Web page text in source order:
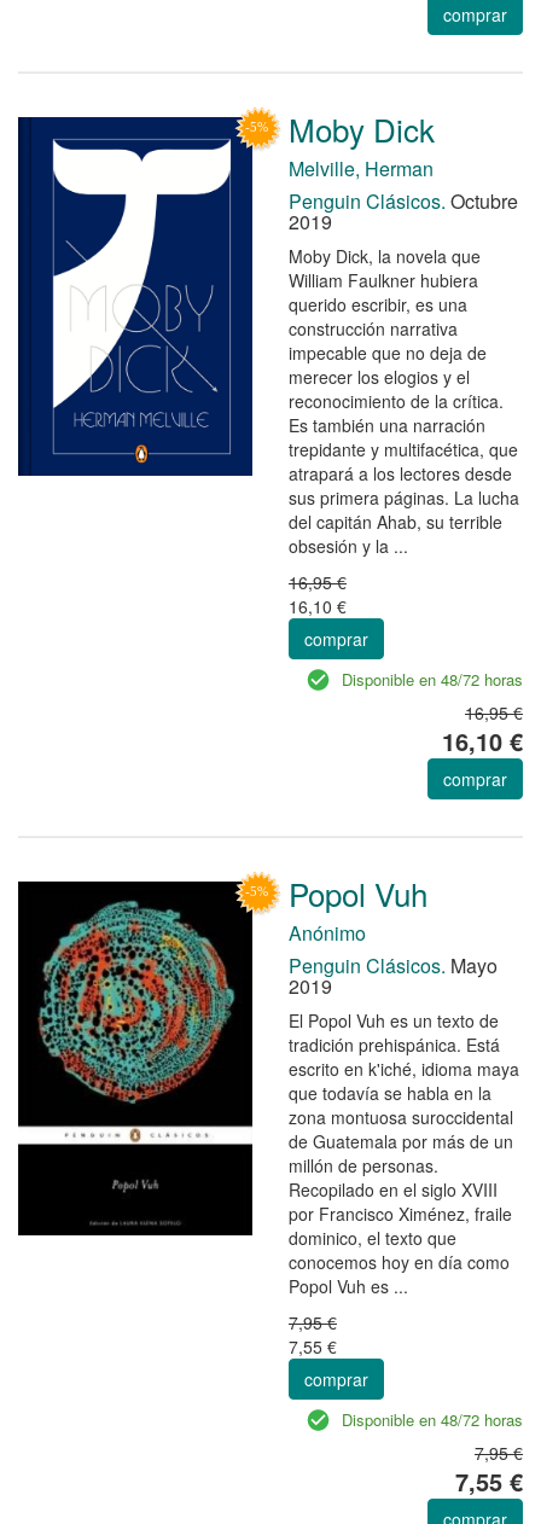
comprar
Moby Dick
Melville, Herman
Penguin Clásicos. Octubre
2019
Moby Dick, la novela que
William Faulkner hubiera
querido escribir, es una
construcción narrativa
impecable que no deja de
merecer los elogios y el
reconocimiento de la crítica.
Es también una narración
trepidante y multifacética, que
atrapará a los lectores desde
sus primera páginas. La lucha
del capitán Ahab, su terrible
obsesión y la ...
16,95 €
16,10 €
comprar
Disponible en 48/72 horas
16,95 €
16,10 €
comprar
Popol Vuh
Anónimo
Penguin Clásicos. Mayo
2019
El Popol Vuh es un texto de
tradición prehispánica. Está
escrito en k'iché, idioma maya
que todavía se habla en la
zona montuosa suroccidental
de Guatemala por más de un
millón de personas.
Recopilado en el siglo XVIII
por Francisco Ximénez, fraile
dominico, el texto que
conocemos hoy en día como
Popol Vuh es ...
7,95 €
7,55 €
comprar
Disponible en 48/72 horas
7,95 €
7,55 €
comprar